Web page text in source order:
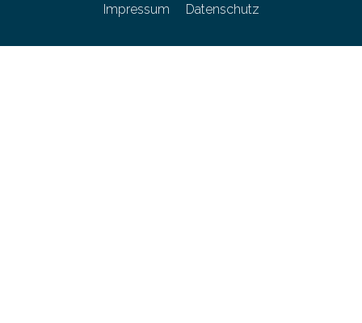
Impressum Datenschutz